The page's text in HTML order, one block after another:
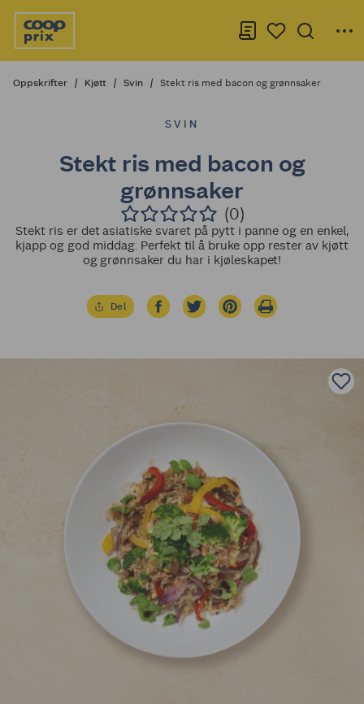
Oppskrifter Kjøtt Svin Stekt ris med bacon og grønnsaker
SVIN
Stekt ris med bacon og
grønnsaker
(0)
Stekt ris er det asiatiske svaret på pytt i panne og en enkel,
kjapp og god middag. Perfekt til å bruke opp rester av kjøtt
og grønnsaker du har i kjøleskapet!
Del